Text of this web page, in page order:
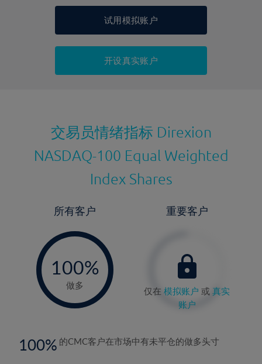
持仓成本-买入
显示的交易时间是新加坡当地时间
试用模拟账户
开设真实账户
交易员情绪指标 Direxion
NASDAQ-100 Equal Weighted
Index Shares
所有客户
100%
做多
重要客户
仅在模拟账户 或真实
账户
100 的CMC客户在市场中有未平仓的做多头寸